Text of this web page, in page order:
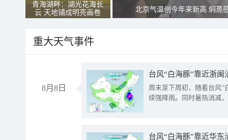
青海湖畔：湖光花海长
云 天地铺成明亮画卷
北京气温创今年来新高 焖蒸
重大天气事件
8月8日
台风“白海豚”靠近浙
周末至下周初，随着台风“
续强降雨。同时暑热消减
台风“白海豚”靠近华